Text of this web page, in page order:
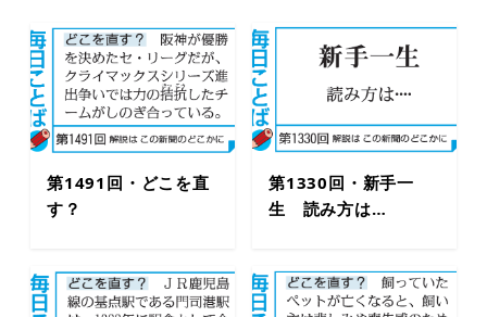
第1491回・どこを直
す？
第1330回・新手一
生 読み方は…